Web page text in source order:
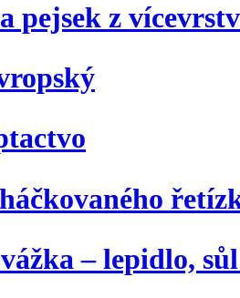
pejsek z
– lepidlo,